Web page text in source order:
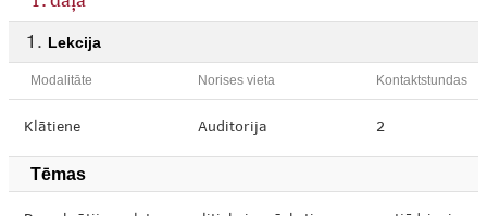
Lekcija
Modalitāte Norises vieta Kontaktstundas
Klātiene Auditorija 2
Tēmas